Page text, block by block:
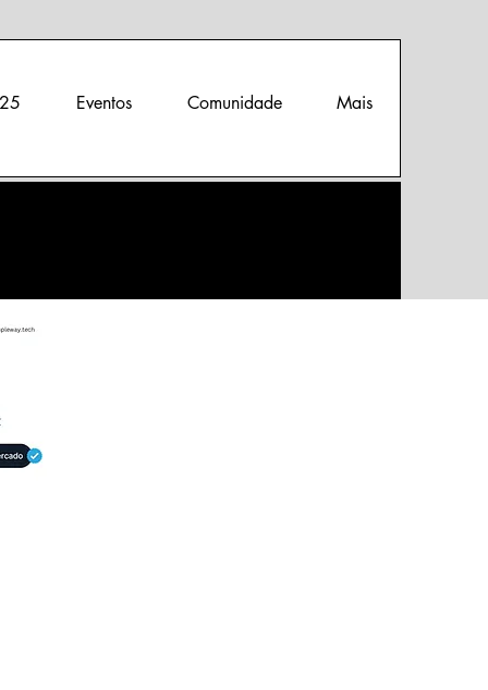
Eventos Comunidade Mais